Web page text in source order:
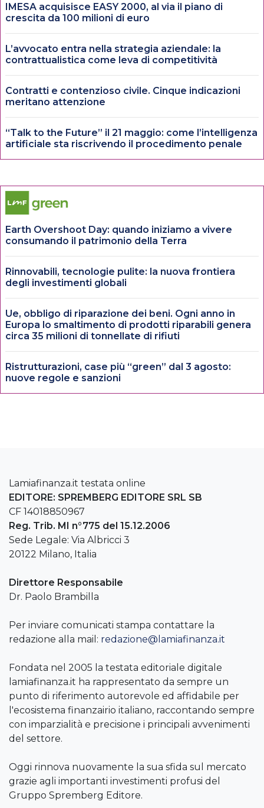
IMESA acquisisce EASY 2000, al via il piano di
crescita da 100 milioni di euro
L’avvocato entra nella strategia aziendale: la
contrattualistica come leva di competitività
Contratti e contenzioso civile. Cinque indicazioni
meritano attenzione
“Talk to the Future” il 21 maggio: come l’intelligenza
artificiale sta riscrivendo il procedimento penale
Earth Overshoot Day: quando iniziamo a vivere
consumando il patrimonio della Terra
Rinnovabili, tecnologie pulite: la nuova frontiera
degli investimenti globali
Ue, obbligo di riparazione dei beni. Ogni anno in
Europa lo smaltimento di prodotti riparabili genera
circa 35 milioni di tonnellate di rifiuti
Ristrutturazioni, case più “green” dal 3 agosto:
nuove regole e sanzioni
Lamiafinanza.it testata online
EDITORE: SPREMBERG EDITORE SRL SB
CF 14018850967
Reg. Trib. MI n°775 del 15.12.2006
Sede Legale: Via Albricci 3
20122 Milano, Italia
Direttore Responsabile
Dr. Paolo Brambilla
Per inviare comunicati stampa contattare la
redazione alla mail: redazione@lamiafinanza.it
Fondata nel 2005 la testata editoriale digitale
lamiafinanza.it ha rappresentato da sempre un
punto di riferimento autorevole ed affidabile per
l'ecosistema finanzairio italiano, raccontando sempre
con imparzialità e precisione i principali avvenimenti
del settore.
Oggi rinnova nuovamente la sua sfida sul mercato
grazie agli importanti investimenti profusi del
Gruppo Spremberg Editore.